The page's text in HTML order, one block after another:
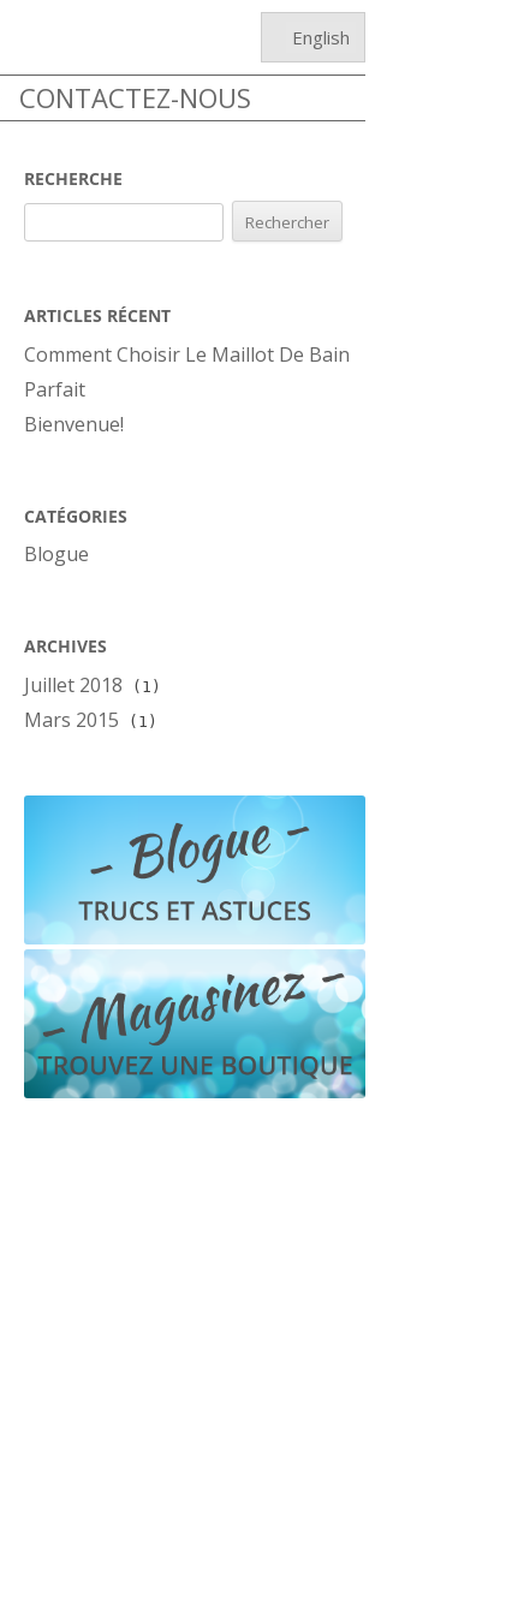
English
CONTACTEZ-NOUS
RECHERCHE
ARTICLES RÉCENT
Comment Choisir Le Maillot De Bain
Parfait
Bienvenue!
CATÉGORIES
Blogue
ARCHIVES
Juillet 2018 (1)
Mars 2015 (1)